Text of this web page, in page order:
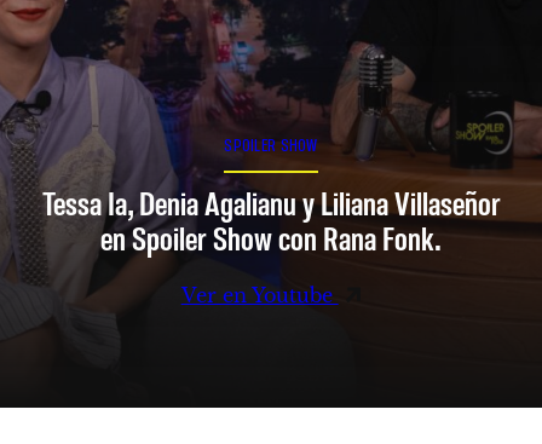
SPOILER SHOW
Tessa Ia, Denia Agalianu y Liliana Villaseñor
en Spoiler Show con Rana Fonk.
Ver en Youtube